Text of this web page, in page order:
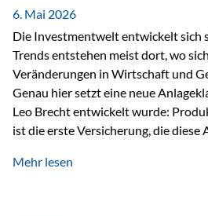
6. Mai 2026
Die Investmentwelt entwickelt sich
Trends entstehen meist dort, wo
Veränderungen in Wirtschaft und
Genau hier setzt eine neue
Leo Brecht entwickelt wurde:
ist die erste Versicherung, die diese
Vorreiter. Warum auf das Thema
Mehr lesen